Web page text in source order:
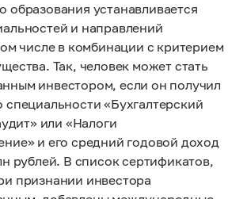
образования устанавливается
и направлений
числе в комбинации с критерием
Так, человек может стать
инвестором, если он получил
специальности «Бухгалтерский
или «Налоги
и его средний годовой доход
рублей. В список сертификатов,
признании инвестора